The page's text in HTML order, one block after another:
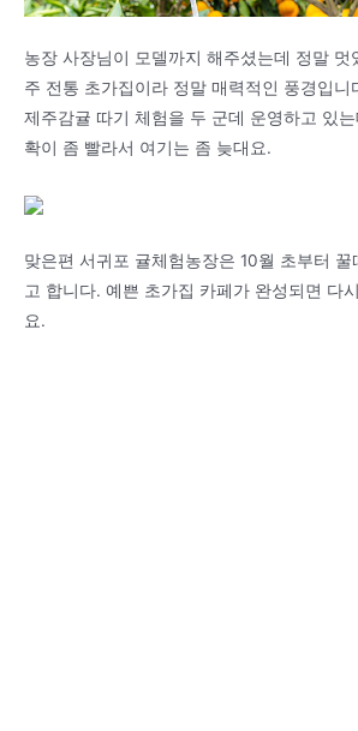
농장 사장님이 모델까지 해주셨는데 정말 멋
주 전통 초가집이라 정말 매력적인 풍경입니
제주감귤 따기 체험을 두 군데 운영하고 있
확이 좀 빨라서 여기는 좀 늦대요.
맞은편 서귀포 귤체험농장은 10월 초부터
고 합니다. 예쁜 초가집 카페가 완성되면 다
요.